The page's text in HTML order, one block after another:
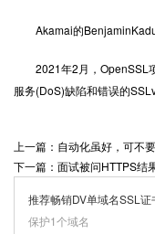
Akamai的
2021年2月，OpenSSL项
服务(DoS)缺陷和错误的
上一篇：自动化虽好，可不
下一篇：面试被问HTTPS结
推荐畅销DV单域名SSL证
保护1个域名